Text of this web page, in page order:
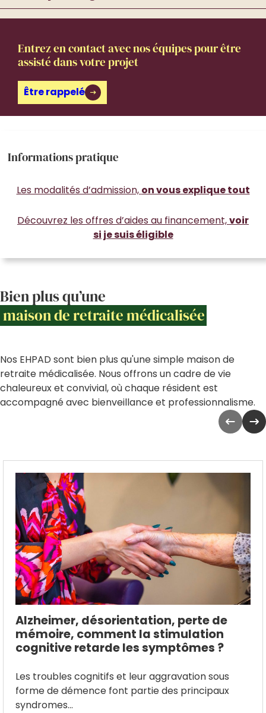
Entrez en contact avec nos équipes pour être
assisté dans votre projet
Être rappelé
Informations pratique
Les modalités d’admission, on vous explique tout
Découvrez les offres d’aides au financement,voir
si je suis éligible
Bien plus qu’une
maison de retraite médicalisée
Nos EHPAD sont bien plus qu'une simple maison de
retraite médicalisée. Nous offrons un cadre de vie
chaleureux et convivial, où chaque résident est
accompagné avec bienveillance et professionnalisme.
Alzheimer, désorientation, perte de
mémoire, comment la stimulation
cognitive retarde les symptômes ?
Les troubles cognitifs et leur aggravation sous
forme de démence font partie des principaux
syndromes...